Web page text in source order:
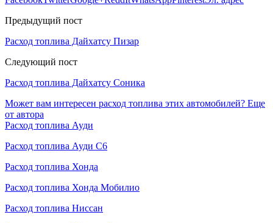
Предыдущий пост
Расход топлива Дайхатсу Пизар
Следующий пост
Расход топлива Дайхатсу Соника
Может вам интересен расход топлива этих автомобилей? Еще
от автора
Расход топлива Ауди
Расход топлива Ауди С6
Расход топлива Хонда
Расход топлива Хонда Мобилио
Расход топлива Ниссан